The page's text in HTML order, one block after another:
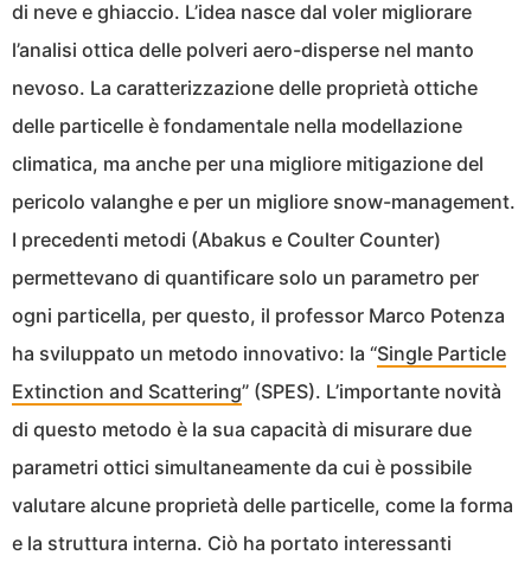
di neve e ghiaccio. L’idea nasce dal voler migliorare
l’analisi ottica delle polveri aero-disperse nel manto
nevoso. La caratterizzazione delle proprietà ottiche
delle particelle è fondamentale nella modellazione
climatica, ma anche per una migliore mitigazione del
pericolo valanghe e per un migliore snow-management.
I precedenti metodi (Abakus e Coulter Counter)
permettevano di quantificare solo un parametro per
ogni particella, per questo, il professor Marco Potenza
ha sviluppato un metodo innovativo: la “Single Particle
Extinction and Scattering” (SPES). L’importante novità
di questo metodo è la sua capacità di misurare due
parametri ottici simultaneamente da cui è possibile
valutare alcune proprietà delle particelle, come la forma
e la struttura interna. Ciò ha portato interessanti